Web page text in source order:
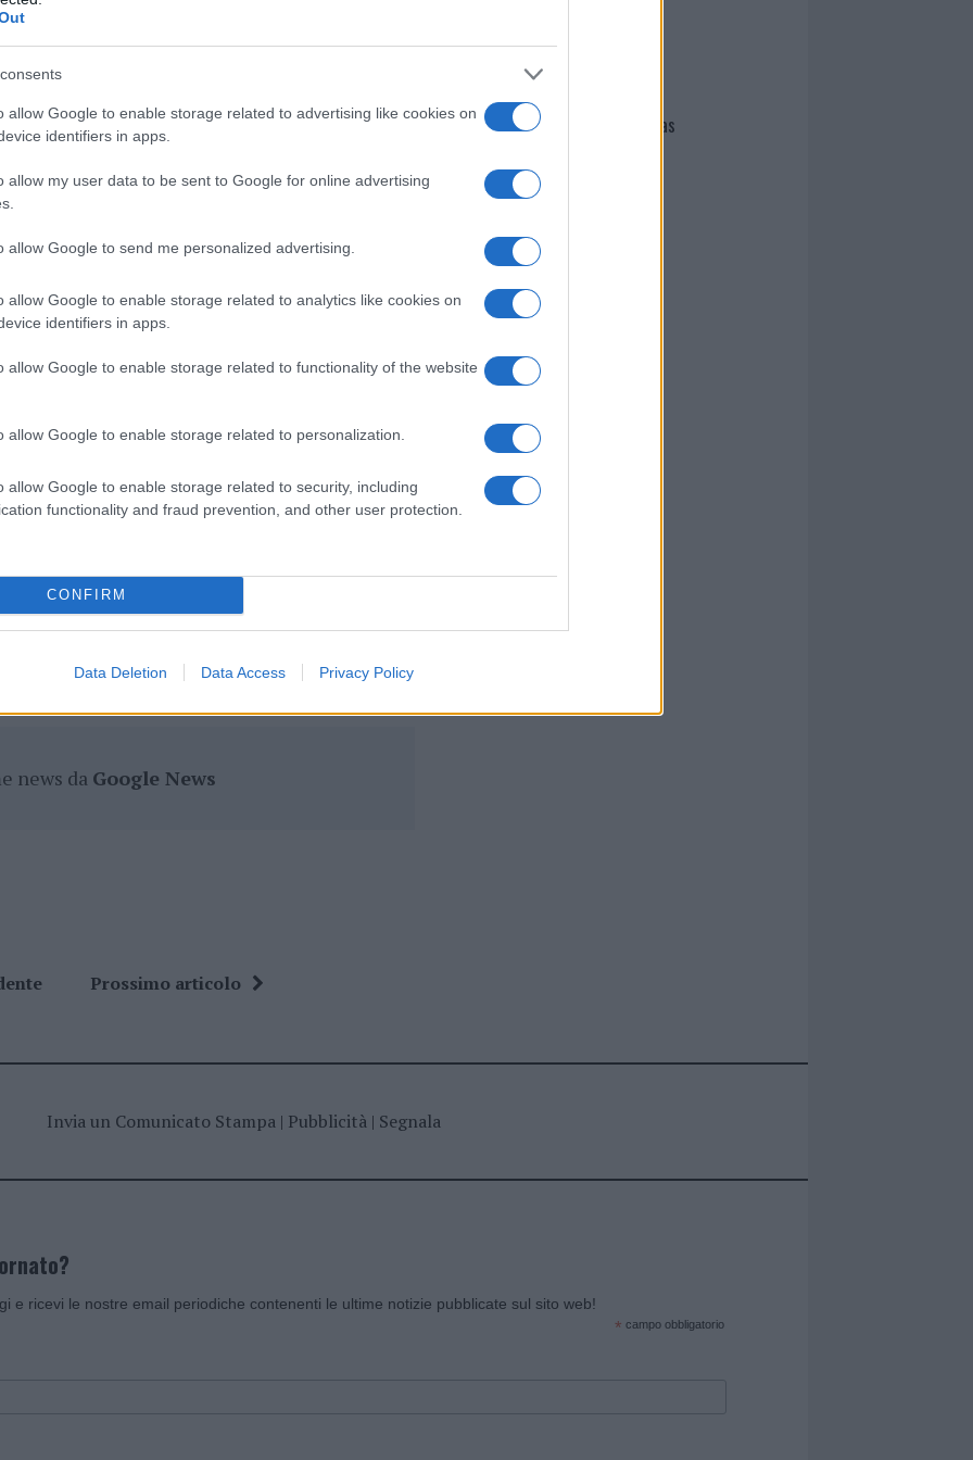
allow Google to enable storage related to advertising like cookies on
identifiers in apps.
allow my user data to be sent to Google for online advertising
allow Google to send me personalized advertising.
allow Google to enable storage related to analytics like cookies on
identifiers in apps.
allow Google to enable storage related to functionality of the website
allow Google to enable storage related to personalization.
allow Google to enable storage related to security, including
functionality and fraud prevention, and other user protection.
CONFIRM
Data Deletion Data Access Privacy Policy
industriale di Arzachena: c’è un ferito
una vittima: il bollettino
Lanusei Serie D Seried Vis Artena
i tuoi video e le tue foto
+39 345 356 7512
di GalluraOggi.it
news da Google News
Prossimo articolo
Giovannimaria Cabras
Invia un Comunicato Stampa| Pubblicità| Segnala
e ricevi le nostre email periodiche contenenti le ultime notizie pubblicate sul sito web!
* campo obbligatorio